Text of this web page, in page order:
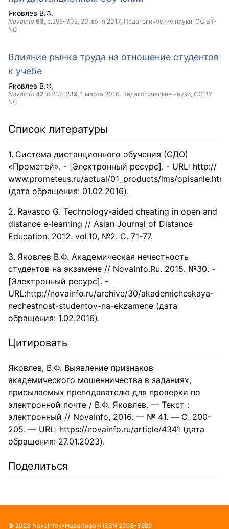
Яковлев В.Ф.
NovaInfo 68 , с.295-302, 29 июня 2017 , Педагогические науки, CC BY-
NC
Влияние рынка труда на отношение студентов
к учебе
Яковлев В.Ф.
NovaInfo 42 , с.235-239, 1 марта 2016 , Педагогические науки, CC BY-
NC
Список литературы
Система дистанционного обучения (СДО)
«Прометей». - [Электронный ресурс]. - URL: http://
www.prometeus.ru/actual/01_products/lms/opisanie.html
(дата обращения: 01.02.2016).
Ravasco G. Technology-aided cheating in open and
distance e-learning // Asian Journal of Distance
Education. 2012. vol.10, №2. C. 71-77.
Яковлев В.Ф. Академическая нечестность
студентов на экзамене // NovaInfo.Ru. 2015. №30. -
[Электронный ресурс]. -
URL:http://novainfo.ru/archive/30/akademicheskaya-
nechestnost-studentov-na-ekzamene (дата
обращения: 1.02.2016).
Цитировать
Яковлев, В.Ф. Выявление признаков
академического мошенничества в заданиях,
присылаемых преподавателю для проверки по
электронной почте / В.Ф. Яковлев. — Текст :
электронный // NovaInfo, 2016. — № 41. — С. 200-
205. — URL: https://novainfo.ru/article/4341 (дата
обращения: 27.01.2023).
Поделиться
© 2023 NovaInfo («НоваИнфо») ISSN 2308-3689